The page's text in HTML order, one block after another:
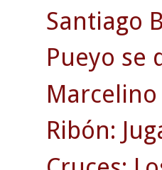
Santiago
Pueyo se
Ribón: